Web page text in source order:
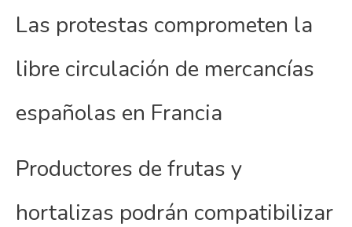
Las protestas comprometen la
libre circulación de mercancías
españolas en Francia
Productores de frutas y
hortalizas podrán compatibilizar